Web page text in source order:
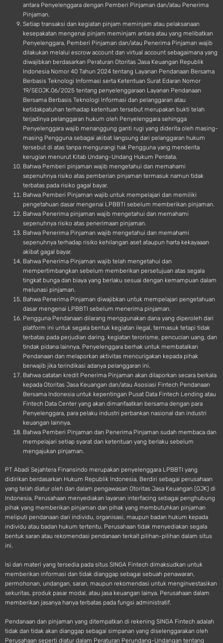
antara Penyelenggara dengan Pemberi Pinjaman dan/atau Penerima
Pinjaman.
Setiap transaksi dan kegiatan pinjam meminjam atau pelaksanaan
kesepakatan mengenai pinjam meminjam antara atau yang melibatkan
Penyelenggara, Pemberi Pinjaman dan/atau Penerima Pinjaman wajib
dilakukan melalui escrow account dan virtual account sebagaimana yang
diwajibkan berdasarkan Peraturan Otoritas Jasa Keuangan Republik
Indonesia Nomor 40 Tahun 2024 tentang Layanan Pendanaan Bersama
Berbasis Teknologi Informasi serta Ketentuan Surat Edaran Nomor
19/SEOJK.06/2025 tentang penyelenggaraan Layanan Pendanaan
Bersama Berbasis Teknologi Informasi dan pelanggaran atau
ketidakpatuhan terhadap ketentuan tersebut merupakan bukti telah
terjadinya pelanggaran hukum oleh Penyelenggara sehingga
Penyelenggara wajib menanggung ganti rugi yang diderita oleh masing-
masing Pengguna sebagai akibat langsung dari pelanggaran hukum
tersebut di atas tanpa mengurangi hak Pengguna yang menderita
kerugian menurut Kitab Undang-Undang Hukum Perdata.
Bahwa Pemberi pinjaman wajib mengetahui dan memahami
sepenuhnya risiko atas pemberian pinjaman termasuk namun tidak
terbatas pada risiko gagal bayar.
Bahwa Pemberi Pinjaman wajib untuk mempelajari dan memiliki
pengetahuan dasar mengenai LPBBTI sebelum memberikan pinjaman.
Bahwa Penerima pinjaman wajib mengetahui dan memahami
sepenuhnya risiko atas penerimaan pinjaman.
Bahwa Penerima Pinjaman wajib mengetahui dan memahami
sepenuhnya terhadap risiko kehilangan aset ataupun harta kekayaaan
akibat gagal bayar.
Bahwa Penerima Pinjaman wajib telah mengetahui dan
mempertimbangkan sebelum memberikan persetujuan atas segala
tingkat bunga dan biaya yang berlaku sesuai dengan kemampuan dalam
melunasi pinjaman.
Bahwa Penerima Pinjaman diwajibkan untuk mempelajari pengetahuan
dasar mengenai LPBBTI sebelum menerima pinjaman.
Pengguna Pendanaan dilarang menggunakan dana yang diperoleh dari
platform ini untuk segala bentuk kegiatan ilegal, termasuk tetapi tidak
terbatas pada perjudian daring, kegiatan terorisme, pencucian uang, dan
tindak pidana lainnya. Penyelenggara berhak untuk membatalkan
Pendanaan dan melaporkan aktivitas mencurigakan kepada pihak
berwajib jika terindikasi adanya pelanggaran ini.
Bahwa catatan kredit Penerima Pinjaman akan dilaporkan secara berkala
kepada Otoritas Jasa Keuangan dan/atau Asosiasi Fintech Pendanaan
Bersama Indonesia untuk kepentingan Pusat Data Fintech Lending atau
Fintech Data Center yang akan dimanfaatkan bersama dengan para
Penyelenggara, para pelaku industri perbankan nasional dan industri
keuangan lainnya.
Bahwa Pemberi Pinjaman dan Penerima Pinjaman sudah membaca dan
mempelajari setiap syarat dan ketentuan yang berlaku sebelum
mengajukan pinjaman.
PT Abadi Sejahtera Finansindo merupakan penyelenggara LPBBTI yang
didirikan berdasarkan Hukum Republik Indonesia. Berdiri sebagai perusahaan
yang telah diatur oleh dan dalam pengawasan Otoritas Jasa Keuangan (OJK) di
Indonesia, Perusahaan menyediakan layanan interfacing sebagai penghubung
pihak yang memberikan pinjaman dan pihak yang membutuhkan pinjaman
meliputi pendanaan dari individu, organisasi, maupun badan hukum kepada
individu atau badan hukum tertentu. Perusahaan tidak menyediakan segala
bentuk saran atau rekomendasi pendanaan terkait pilihan-pilihan dalam situs
ini.
Isi dan materi yang tersedia pada situs SINGA Fintech dimaksudkan untuk
memberikan informasi dan tidak dianggap sebagai sebuah penawaran,
permohonan, undangan, saran, maupun rekomendasi untuk menginvestasikan
sekuritas, produk pasar modal, atau jasa keuangan lainya. Perusahaan dalam
memberikan jasanya hanya terbatas pada fungsi administratif.
Pendanaan dan pinjaman yang ditempatkan di rekening SINGA Fintech adalah
tidak dan tidak akan dianggap sebagai simpanan yang diselenggarakan oleh
Perusahaan seperti diatur dalam Peraturan Perundang-Undangan tentang